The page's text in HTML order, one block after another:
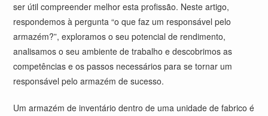
ser útil compreender melhor esta profissão. Neste artigo,
respondemos à pergunta “o que faz um responsável pelo
armazém?”, exploramos o seu potencial de rendimento,
analisamos o seu ambiente de trabalho e descobrimos as
competências e os passos necessários para se tornar um
responsável pelo armazém de sucesso.
Um armazém de inventário dentro de uma unidade de fabrico é